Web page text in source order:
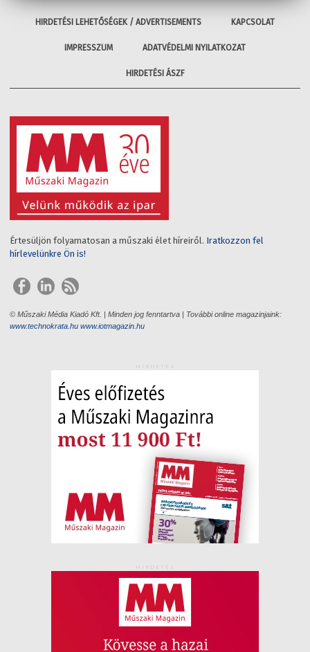
HIRDETÉSI LEHETŐSÉGEK / ADVERTISEMENTS KAPCSOLAT
IMPRESSZUM ADATVÉDELMI NYILATKOZAT
HIRDETÉSI ÁSZF
Értesüljön folyamatosan a műszaki élet híreiről. Iratkozzon fel
hírlevelünkre Ön is!
© Műszaki Média Kiadó Kft. | Minden jog fenntartva | További online magazinjaink:
www.technokrata.hu www.iotmagazin.hu
HIRDETÉS
HIRDETÉS